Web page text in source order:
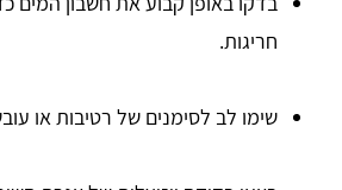
חריגות.
שימו לב לסימנים של רטיבות או